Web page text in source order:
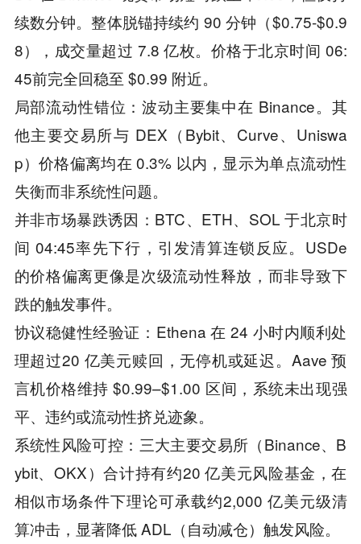
续数分钟。整体脱锚持续约 90 分钟（$0.75-$0.9
8），成交量超过 7.8 亿枚。价格于北京时间 06:
45前完全回稳至 $0.99 附近。
局部流动性错位：波动主要集中在 Binance。其
他主要交易所与 DEX（Bybit、Curve、Uniswa
p）价格偏离均在 0.3% 以内，显示为单点流动性
失衡而非系统性问题。
并非市场暴跌诱因：BTC、ETH、SOL 于北京时
间 04:45率先下行，引发清算连锁反应。USDe
的价格偏离更像是次级流动性释放，而非导致下
跌的触发事件。
协议稳健性经验证：Ethena 在 24 小时内顺利处
理超过20 亿美元赎回，无停机或延迟。Aave 预
言机价格维持 $0.99–$1.00 区间，系统未出现强
平、违约或流动性挤兑迹象。
系统性风险可控：三大主要交易所（Binance、B
ybit、OKX）合计持有约20 亿美元风险基金，在
相似市场条件下理论可承载约2,000 亿美元级清
算冲击，显著降低 ADL（自动减仓）触发风险。